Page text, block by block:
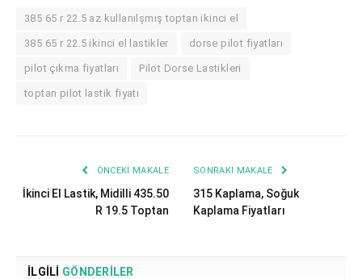
385 65 r 22.5 az kullanılşmış toptan ikinci el
385 65 r 22.5 ikinci el lastikler dorse pilot fiyatları
pilot çıkma fiyatları Pilot Dorse Lastikleri
toptan pilot lastik fiyatı
ÖNCEKI MAKALE
İkinci El Lastik, Midilli 435.50
R 19.5 Toptan
SONRAKI MAKALE
315 Kaplama, Soğuk
Kaplama Fiyatları
İLGILI GÖNDERILER